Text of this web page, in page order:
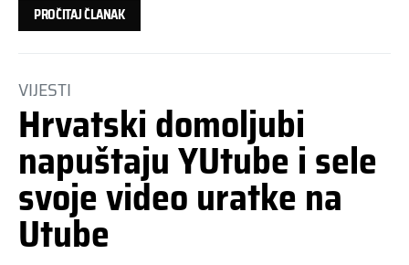
PROČITAJ ČLANAK
VIJESTI
Hrvatski domoljubi
napuštaju YUtube i sele
svoje video uratke na
Utube